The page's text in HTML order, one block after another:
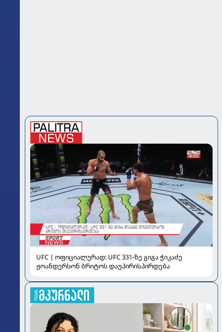
UFC | ოფიციალურად: UFC 331-ზე გიგა ჭიკაძე
ჟოანდერსონ ბრიტოს დაუპირისპირდება